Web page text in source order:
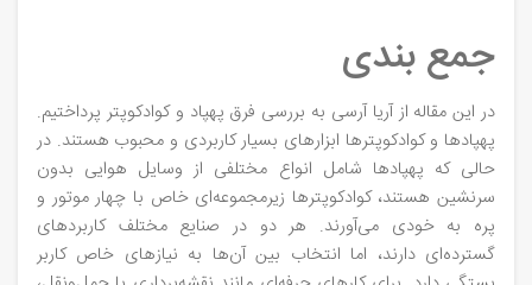
جمع بندی
در این مقاله از آریا آرسی به بررسی فرق پهپاد و کوادکوپتر پرداختیم.
پهپادها و کوادکوپترها ابزارهای بسیار کاربردی و محبوب هستند. در
حالی که پهپادها شامل انواع مختلفی از وسایل هوایی بدون
سرنشین هستند، کوادکوپترها زیرمجموعه‌ای خاص با چهار موتور و
پره به خودی می‌آورند. هر دو در صنایع مختلف کاربردهای
گسترده‌ای دارند، اما انتخاب بین آن‌ها به نیازهای خاص کاربر